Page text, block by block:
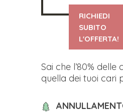
RICHIEDI
SUBITO
L'OFFERTA!
Sai che l’80%
quella dei tuoi cari